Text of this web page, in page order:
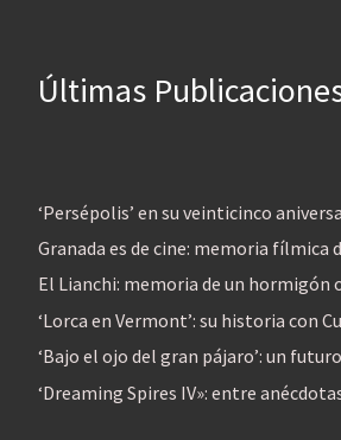
Últimas
‘Persépolis’ en su veinticinco
Granada es de cine: memoria fílmica
El Lianchi: memoria de un hormigón
‘Lorca en Vermont’: su historia con
‘Bajo el ojo del gran pájaro’: un
‘Dreaming Spires IV»: entre